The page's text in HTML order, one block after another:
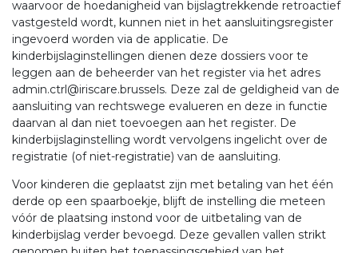
waarvoor de hoedanigheid van bijslagtrekkende retroactief
vastgesteld wordt, kunnen niet in het aansluitingsregister
ingevoerd worden via de applicatie. De
kinderbijslaginstellingen dienen deze dossiers voor te
leggen aan de beheerder van het register via het adres
admin.ctrl@iriscare.brussels. Deze zal de geldigheid van de
aansluiting van rechtswege evalueren en deze in functie
daarvan al dan niet toevoegen aan het register. De
kinderbijslaginstelling wordt vervolgens ingelicht over de
registratie (of niet-registratie) van de aansluiting.
Voor kinderen die geplaatst zijn met betaling van het één
derde op een spaarboekje, blijft de instelling die meteen
vóór de plaatsing instond voor de uitbetaling van de
kinderbijslag verder bevoegd. Deze gevallen vallen strikt